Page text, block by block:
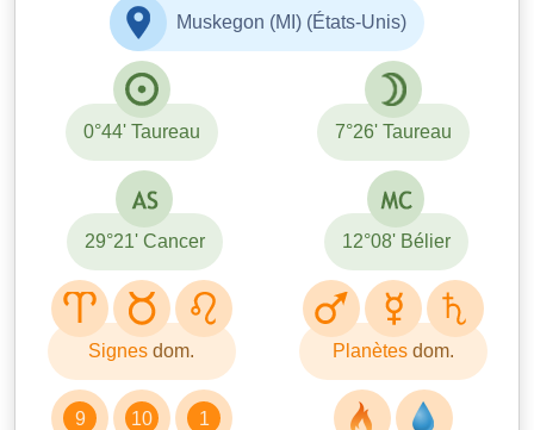
Muskegon (MI) (États-Unis)
0°44' Taureau 7°26' Taureau
29°21' Cancer 12°08' Bélier
Signes dom. Planètes dom.
9 10 1